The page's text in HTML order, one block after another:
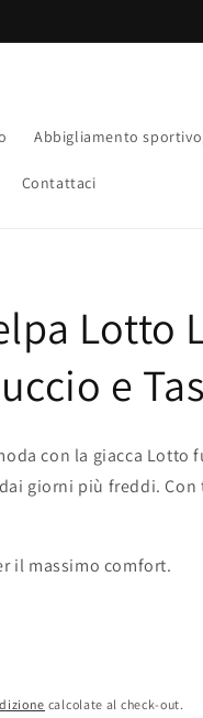
Abbigliamento
Contattaci
Lotto
e
con la giacca
giorni più freddi.
il massimo comfort.
calcolate al check-out.